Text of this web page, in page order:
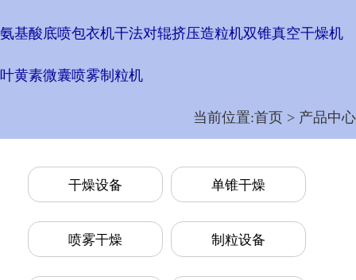
氨基酸底喷包衣机干法对辊挤压造粒机双锥真空干燥机
叶黄素微囊喷雾制粒机
当前位置:首页 > 产品中心
干燥设备 单锥干燥
喷雾干燥 制粒设备